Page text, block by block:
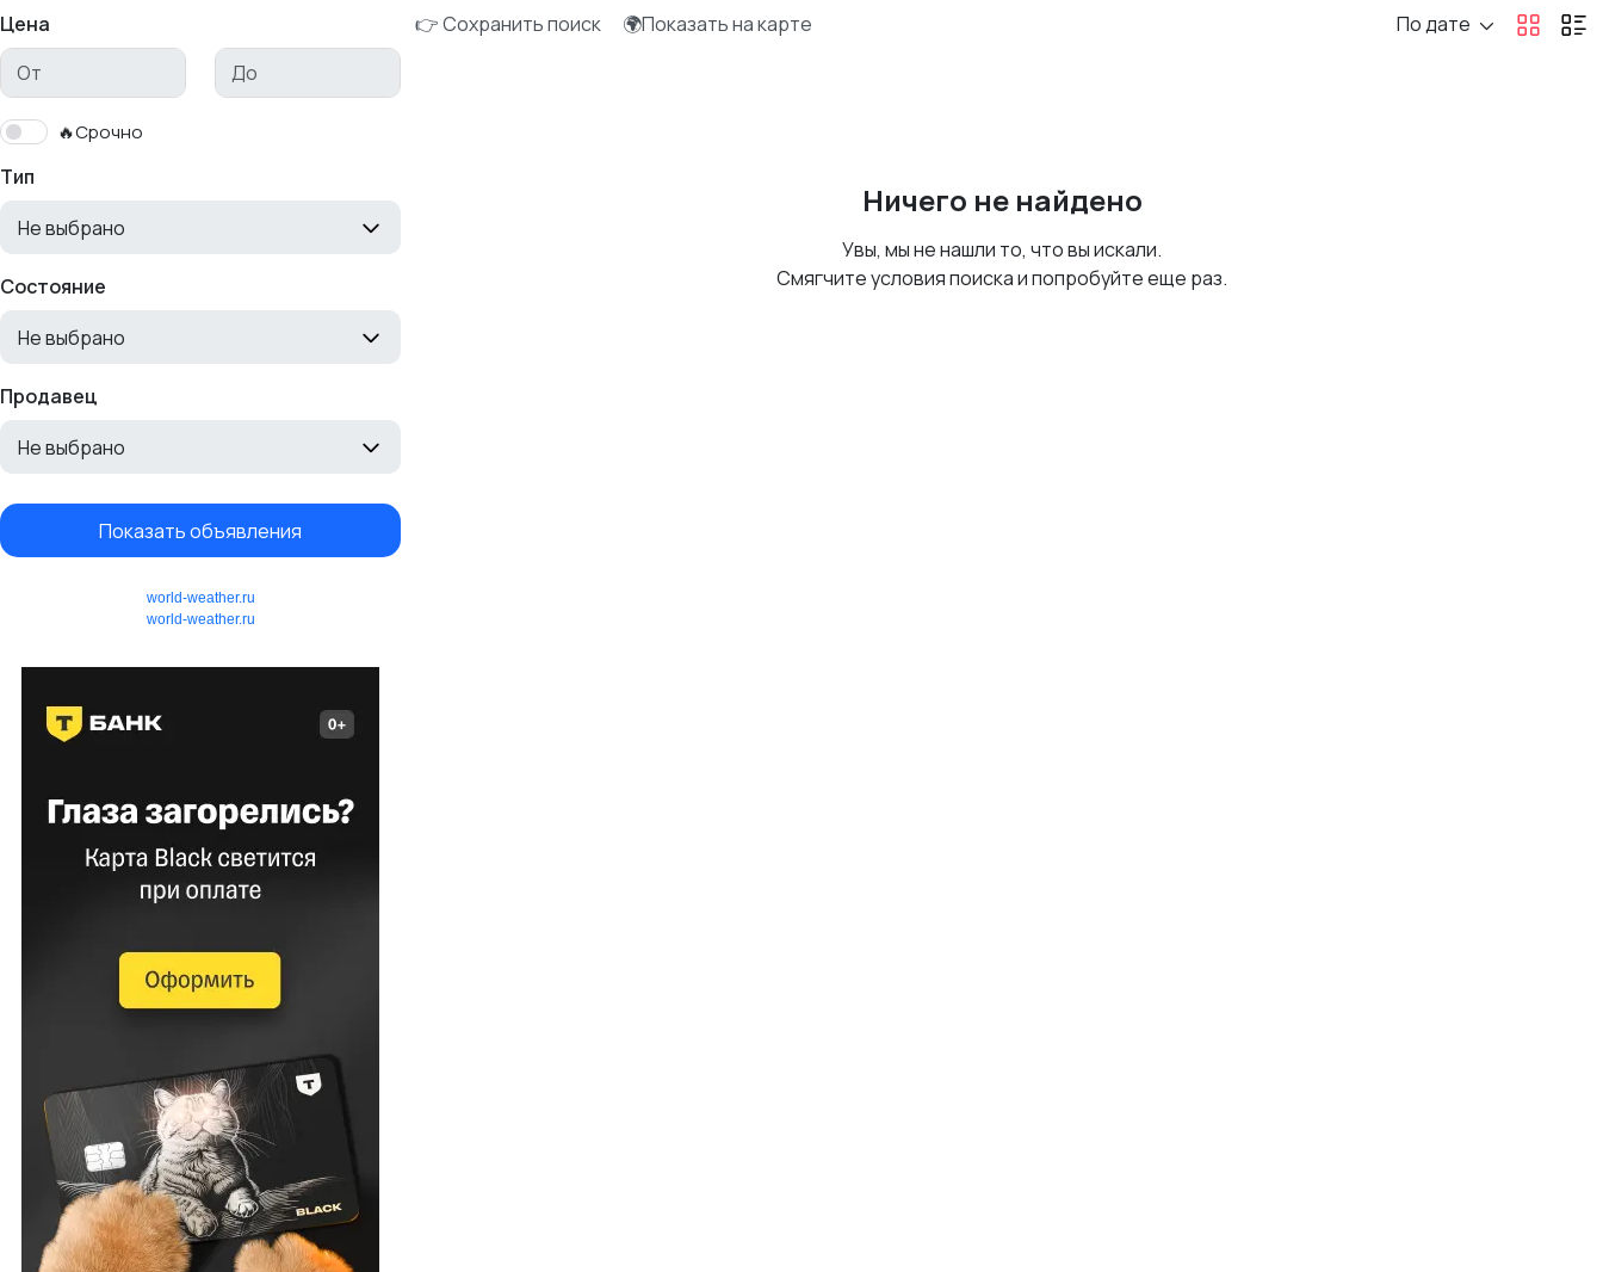
Цена
🔥Срочно
Тип
Не выбрано
Состояние
Не выбрано
Продавец
Не выбрано
Показать объявления
world-weather.ru
world-weather.ru
👉 Сохранить поиск 🌍Показать на карте По дате
Ничего не найдено
Увы, мы не нашли то, что вы искали.
Смягчите условия поиска и попробуйте еще раз.